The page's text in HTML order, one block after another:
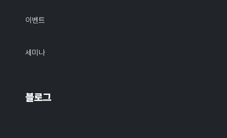
이벤트
세미나
블로그